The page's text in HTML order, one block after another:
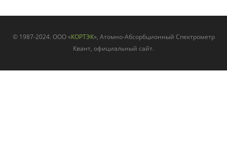
© 1987-2024. ООО «КОРТЭК», Атомно-Абсорбционный Спектрометр
Квант, официальный сайт.